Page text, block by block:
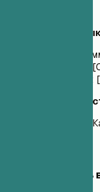
Технические
Языки
Фреймворки:
Инструменты:
Личностные
[Качество 1],
На что